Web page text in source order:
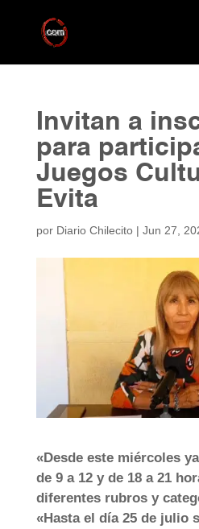
Invitan a
para
Juegos
Evita
por Diario Chilecito| Jun 27,
«Desde este miércoles
de 9 a 12 y de 18 a 21
diferentes rubros y
«Hasta el día 25 de julio